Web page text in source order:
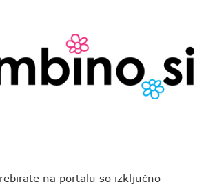
na portalu so izključno